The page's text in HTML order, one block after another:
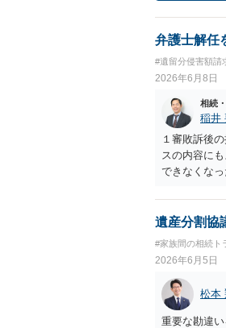
弁護士解任
#遺留分侵害額請
2026年6月8日
相続
稲井
１審敗訴後
スの内容に
できなくな
るところで
遺産分割協
#家族間の相続ト
2026年6月5日
松本
重要な勘違